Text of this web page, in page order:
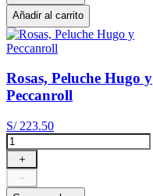
Añadir al carrito
Rosas, Peluche Hugo y
Peccanroll
S/ 223.50
＋
－